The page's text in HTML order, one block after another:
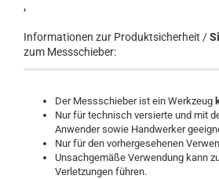
,
Informationen zur Produktsicherheit /
zum Messschieber:
Der Messschieber ist ein Werkzeug
Nur für technisch versierte und mit
Anwender sowie Handwerker
Nur für den vorhergesehenen
Unsachgemäße Verwendung kann
Verletzungen führen.